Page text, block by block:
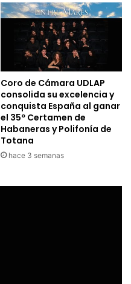
Coro de Cámara UDLAP
consolida su excelencia y
conquista España al ganar
el 35º Certamen de
Habaneras y Polifonía de
Totana
hace 3 semanas